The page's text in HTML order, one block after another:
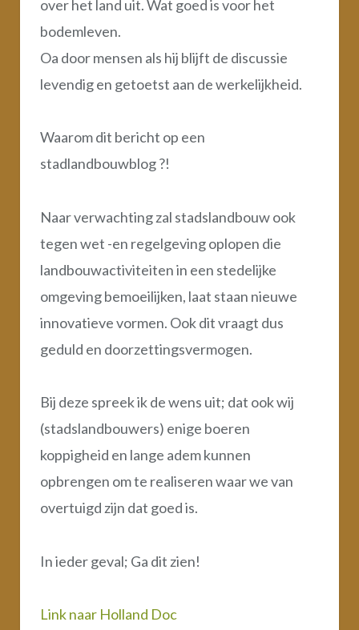
over het land uit. Wat goed is voor het
bodemleven.
Oa door mensen als hij blijft de discussie
levendig en getoetst aan de werkelijkheid.
Waarom dit bericht op een
stadlandbouwblog ?!
Naar verwachting zal stadslandbouw ook
tegen wet -en regelgeving oplopen die
landbouwactiviteiten in een stedelijke
omgeving bemoeilijken, laat staan nieuwe
innovatieve vormen. Ook dit vraagt dus
geduld en doorzettingsvermogen.
Bij deze spreek ik de wens uit; dat ook wij
(stadslandbouwers) enige boeren
koppigheid en lange adem kunnen
opbrengen om te realiseren waar we van
overtuigd zijn dat goed is.
In ieder geval; Ga dit zien!
Link naar Holland Doc